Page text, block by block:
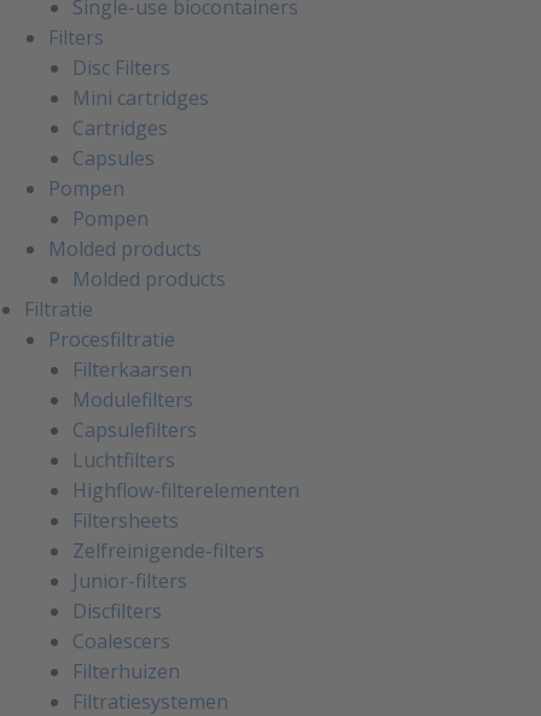
Single-use biocontainers
Filters
Disc Filters
Mini cartridges
Cartridges
Capsules
Pompen
Pompen
Molded products
Molded products
Filtratie
Procesfiltratie
Filterkaarsen
Modulefilters
Capsulefilters
Luchtfilters
Highflow-filterelementen
Filtersheets
Zelfreinigende-filters
Junior-filters
Discfilters
Coalescers
Filterhuizen
Filtratiesystemen